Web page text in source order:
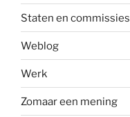
Staten en commissies
Weblog
Werk
Zomaar een mening